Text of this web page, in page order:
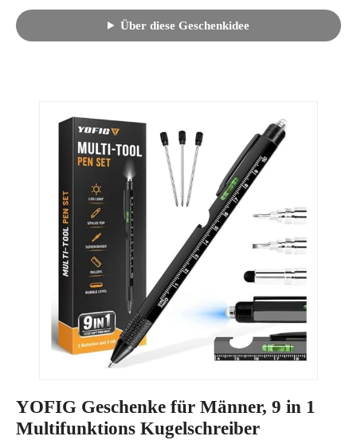
Über diese Geschenkidee
YOFIG Geschenke für Männer, 9 in 1
Multifunktions Kugelschreiber